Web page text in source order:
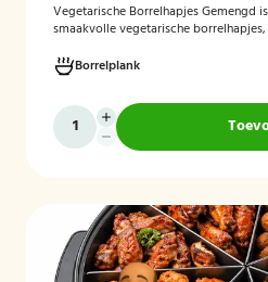
Vegetarische Borrelhapjes Gemengd
smaakvolle vegetarische
feestelijke mix van vegetarische
zowel vegetariërs als andere gasten.
Borrelplank